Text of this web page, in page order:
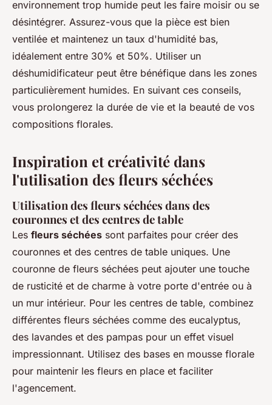
environnement trop humide peut les faire moisir ou se
désintégrer. Assurez-vous que la pièce est bien
ventilée et maintenez un taux d'humidité bas,
idéalement entre 30% et 50%. Utiliser un
déshumidificateur peut être bénéfique dans les zones
particulièrement humides. En suivant ces conseils,
vous prolongerez la durée de vie et la beauté de vos
compositions florales.
Inspiration et créativité dans
l'utilisation des fleurs séchées
Utilisation des fleurs séchées dans des
couronnes et des centres de table
Les fleurs séchées sont parfaites pour créer des
couronnes et des centres de table uniques. Une
couronne de fleurs séchées peut ajouter une touche
de rusticité et de charme à votre porte d'entrée ou à
un mur intérieur. Pour les centres de table, combinez
différentes fleurs séchées comme des eucalyptus,
des lavandes et des pampas pour un effet visuel
impressionnant. Utilisez des bases en mousse florale
pour maintenir les fleurs en place et faciliter
l'agencement.